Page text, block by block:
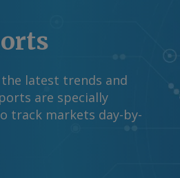
Das
In
bei 154 cm. Elwis
auf etwa 145
und wurde sowohl
Beim aktuellen
von etwa
latest trends and
are specially
track markets day-by-